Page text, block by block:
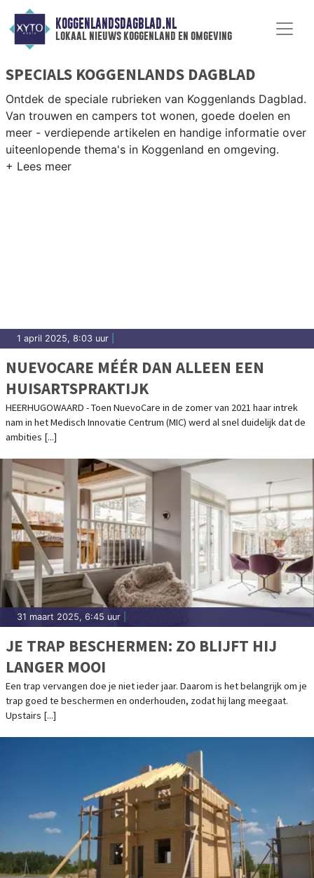
KOGGENLANDSDAGBLAD.NL
lokaal nieuws koggenland en omgeving
SPECIALS KOGGENLANDS DAGBLAD
Ontdek de speciale rubrieken van Koggenlands Dagblad.
Van trouwen en campers tot wonen, goede doelen en
meer - verdiepende artikelen en handige informatie over
uiteenlopende thema's in Koggenland en omgeving.
1 april 2025, 8:03 uur
NUEVOCARE MÉÉR DAN ALLEEN EEN
HUISARTSPRAKTIJK
HEERHUGOWAARD - Toen NuevoCare in de zomer van 2021 haar intrek
nam in het Medisch Innovatie Centrum (MIC) werd al snel duidelijk dat de
ambities [...]
31 maart 2025, 6:45 uur
JE TRAP BESCHERMEN: ZO BLIJFT HIJ
LANGER MOOI
Een trap vervangen doe je niet ieder jaar. Daarom is het belangrijk om je
trap goed te beschermen en onderhouden, zodat hij lang meegaat.
Upstairs [...]